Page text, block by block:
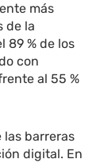
más
de la
89 % de los
con
al 55 %
las barreras
digital. En